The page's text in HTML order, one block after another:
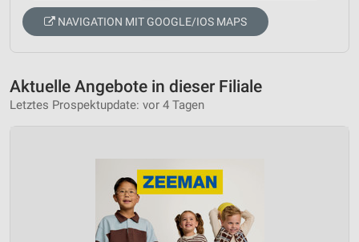
NAVIGATION MIT GOOGLE/IOS MAPS
Aktuelle Angebote in dieser Filiale
Letztes Prospektupdate: vor 4 Tagen